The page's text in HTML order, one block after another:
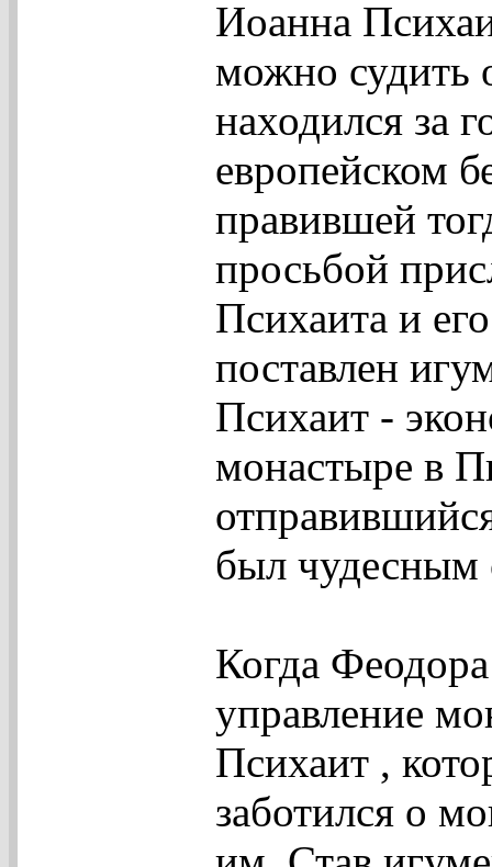
Иоанна
можно судить
находился за
европейском
правившей
просьбой
Психаита и
поставлен
Психаит -
монастыре в
был чудесным
Когда
управление
Психаит ,
заботился о